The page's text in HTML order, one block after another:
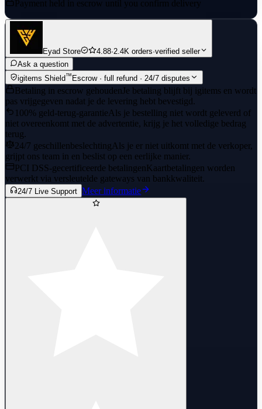
Payment held in escrow until you confirm delivery
Eyad Store 4.88·2.4K orders·verified seller
Ask a question
igitems Shield™ Escrow · full refund · 24/7 disputes
Betaling in escrow gehoudenJe betaling blijft bij igitems en wordt
pas vrijgegeven nadat je de levering hebt bevestigd.
100% geld-terug-garantieAls je bestelling niet wordt geleverd of
niet overeenkomt met de advertentie, krijg je het volledige bedrag
terug.
24/7 geschillenbeslechtingAls je er niet uitkomt met de verkoper,
grijpt ons team in en beslist op een eerlijke manier.
PCI DSS-gecertificeerde betalingenKaartbetalingen worden
verwerkt via versleutelde gateways van bankkwaliteit.
24/7 Live Support Meer informatie